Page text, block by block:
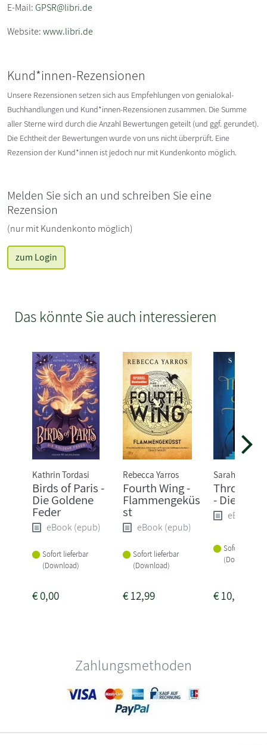
E-Mail:GPSR@libri.de
Website:www.libri.de
Kund*innen-Rezensionen
Unsere Rezensionen setzen sich aus Empfehlungen von genialokal-
Buchhandlungen und Kund*innen-Rezensionen zusammen. Die Summe
aller Sterne wird durch die Anzahl Bewertungen geteilt (und ggf. gerundet).
Die Echtheit der Bewertungen wurde von uns nicht überprüft. Eine
Rezension der Kund*innen ist jedoch nur mit Kundenkonto möglich.
Melden Sie sich an und schreiben Sie eine
Rezension
(nur mit Kundenkonto möglich)
zum Login
Das könnte Sie auch interessieren
Kathrin Tordasi
Birds of Paris -
Die Goldene
Feder
eBook (epub)
Sofort lieferbar
(Download)
€0,00
Rebecca Yarros
Fourth Wing -
Flammengeküs
st
eBook (epub)
Sofort lieferbar
(Download)
€12,99
Sarah J. Maas
Throne of
- Die
eBook
Sofort
(Download)
€10,99
Zahlungsmethoden